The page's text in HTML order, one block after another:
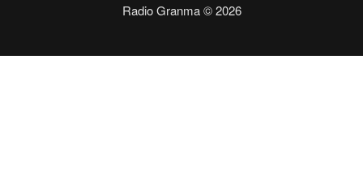
Radio Granma © 2026